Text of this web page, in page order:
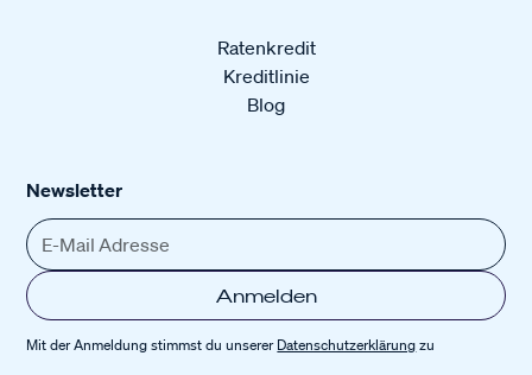
Ratenkredit
Kreditlinie
Blog
Newsletter
Mit der Anmeldung stimmst du unsererDatenschutz­erklärungzu